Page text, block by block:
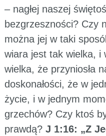
– nagłej naszej
bezgrzeszności? Czy
można jej w taki
wiara jest tak wielka, i
wielka, że przyniosła
doskonałości, że w
życie, i w jednym
grzechów? Czy ktoś
prawdą? J 1:16: „Z